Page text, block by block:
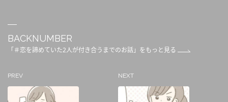
BACKNUMBER
「＃恋を諦めていた2人が付き合うまでのお話」をもっと見る
PREV NEXT